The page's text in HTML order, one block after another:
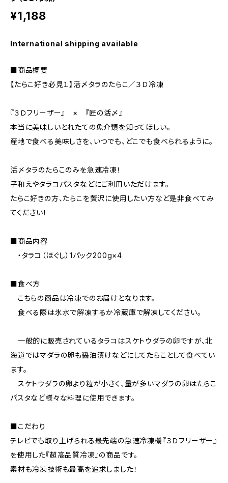
¥1,188
International shipping available
■商品概要
【たらこ好き必見１】活〆タラのたらこ／３Ｄ冷凍
『３Ｄフリーザー』 × 『匠の活〆』
本当に美味しいとれたての魚介類を知ってほしい。
産地で食べる美味しさを、いつでも、どこでも食べられるように。
活〆タラのたらこのみを急速冷凍！
子和えやタラコパスタなどにご利用いただけます。
たらこ好きの方、たらこを贅沢に使用したい方など是非食べてみ
てください！
■商品内容
・タラコ（ほぐし）1パック200g×4
■食べ方
こちらの商品は冷凍でのお届けとなります。
食べる際は氷水で解凍するか冷蔵庫で解凍してください。
一般的に販売されているタラコはスケトウダラの卵ですが、北
海道ではマダラの卵も醤油漬けなどにしてたらことして食べてい
ます。
スケトウダラの卵より粒が小さく、量が多いマダラの卵はたらこ
パスタなど様々な料理に使用できます。
■こだわり
テレビでも取り上げられる最先端の急速冷凍機『３Ｄフリーザー』
を使用した『超高品質冷凍』の商品です。
素材も冷凍技術も最高を追求しました！